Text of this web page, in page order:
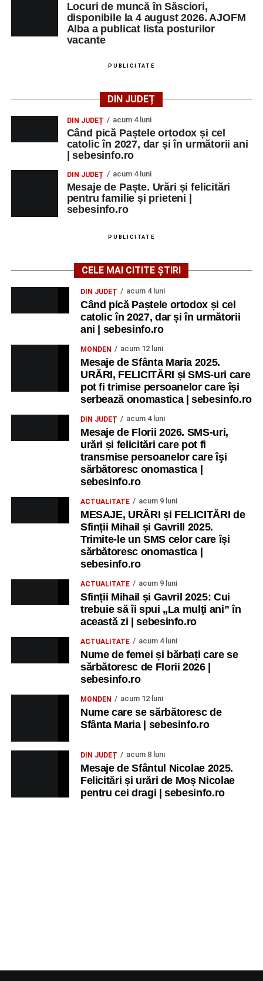
Locuri de muncă în Săsciori,
disponibile la 4 august 2026. AJOFM
Alba a publicat lista posturilor
vacante
PUBLICITATE
DIN JUDEȚ
DIN JUDEȚ acum 4 luni
Când pică Paștele ortodox și cel
catolic în 2027, dar și în următorii ani
| sebesinfo.ro
DIN JUDEȚ acum 4 luni
Mesaje de Paște. Urări și felicitări
pentru familie și prieteni |
sebesinfo.ro
PUBLICITATE
CELE MAI CITITE ȘTIRI
DIN JUDEȚ acum 4 luni
Când pică Paștele ortodox și cel
catolic în 2027, dar și în următorii
ani | sebesinfo.ro
MONDEN acum 12 luni
Mesaje de Sfânta Maria 2025.
URĂRI, FELICITĂRI și SMS-uri care
pot fi trimise persoanelor care își
serbează onomastica | sebesinfo.ro
DIN JUDEȚ acum 4 luni
Mesaje de Florii 2026. SMS-uri,
urări și felicitări care pot fi
transmise persoanelor care îşi
sărbătoresc onomastica |
sebesinfo.ro
ACTUALITATE acum 9 luni
MESAJE, URĂRI și FELICITĂRI de
Sfinții Mihail și Gavrill 2025.
Trimite-le un SMS celor care își
sărbătoresc onomastica |
sebesinfo.ro
ACTUALITATE acum 9 luni
Sfinții Mihail și Gavril 2025: Cui
trebuie să îi spui „La mulţi ani” în
această zi | sebesinfo.ro
ACTUALITATE acum 4 luni
Nume de femei și bărbați care se
sărbătoresc de Florii 2026 |
sebesinfo.ro
MONDEN acum 12 luni
Nume care se sărbătoresc de
Sfânta Maria | sebesinfo.ro
DIN JUDEȚ acum 8 luni
Mesaje de Sfântul Nicolae 2025.
Felicitări și urări de Moș Nicolae
pentru cei dragi | sebesinfo.ro